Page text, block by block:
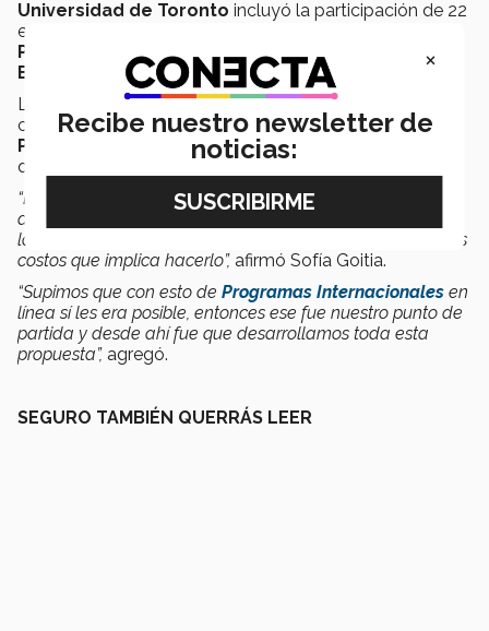
Universidad de Toronto incluyó la participación de 22
equipos, pertenecientes a universidades de
Países Bajos, Azerbaiyán, Chile, China, India,
Bolivia, Pakistán, Hong Kong y México.
Los ganadores del primer lugar contaron con la
colaboración de Lidia Chong Alcalá, especialista en
Programas Internacionales en campus Laguna,
quien pudo validar el proyecto.
“Lo que vimos con Lidia fue punto clave; saber que hay
alumnos que se quieren ir de intercambio pero no tienen
los medios para ir a un programa tradicional por todos los
costos que implica hacerlo”, afirmó Sofía Goitia.
“Supimos que con esto de Programas Internacionales en
línea sí les era posible, entonces ese fue nuestro punto de
partida y desde ahí fue que desarrollamos toda esta
propuesta”, agregó.
SEGURO TAMBIÉN QUERRÁS LEER
×
Recibe nuestro newsletter de
noticias: